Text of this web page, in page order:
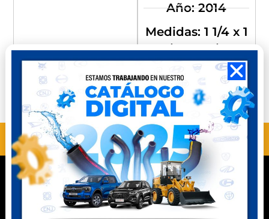
Año: 2014
Medidas: 1 1/4 x 1
1/2 x 17 1/4”
Compra
Perú
Compra
Ecuador
ANTERIOR
MC10106
SIGUIENTE
Contacto
Celular Perú